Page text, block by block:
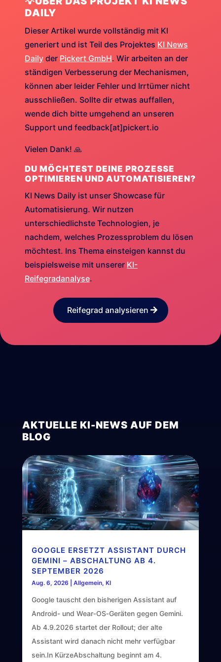
DAILY
Dieser Artikel wurde vollständig mit KI
generiert und ist Teil des Projektes KI News
Daily der Pickert GmbH. Wir arbeiten an der
ständigen Verbesserung der Mechanismen,
können aber leider Fehler und Irrtümer nicht
ausschließen. Sollte dir etwas auffallen,
wende dich bitte umgehend an unseren
Support und feedback[at]pickert.io
Vielen Dank! 🙏
DU MÖCHTEST DEINE PROZESSE
OPTIMIEREN UND AUTOMATISIEREN?
KI News Daily ist unser Showcase für
Automatisierung. Wir nutzen
unterschiedlichste Technologien, je
nachdem, welches Prozessproblem du lösen
möchtest. Ins Thema einsteigen kannst du
beispielsweise mit unserer KI-
Reifegradanalyse.
Reifegrad analysieren
AKTUELLE KI-NEWS AUF DEM
BLOG
GOOGLE ERSETZT ASSISTANT DURCH
GEMINI – ABSCHALTUNG AB 4.
SEPTEMBER 2026
Aug. 6, 2026 Allgemein, KI
Google tauscht den bisherigen Assistant auf
Android- und Wear‑OS‑Geräten gegen Gemini.
Ab 4.9.2026 startet der Rollout; der alte
Assistant wird danach nicht mehr verfügbar
sein.In KürzeAbschaltung beginnt am 4.